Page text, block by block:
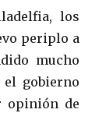
los
periplo a
mucho
gobierno
opinión de